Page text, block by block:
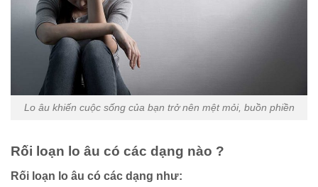
Lo âu khiến cuộc sống của bạn trở nên mệt mỏi, buồn phiền
Rối loạn lo âu có các dạng nào ?
Rối loạn lo âu có các dạng như: